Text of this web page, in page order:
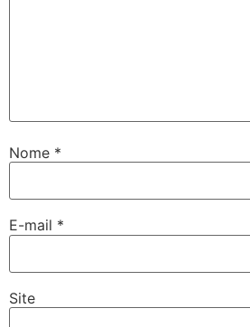
Nome *
E-mail *
Site